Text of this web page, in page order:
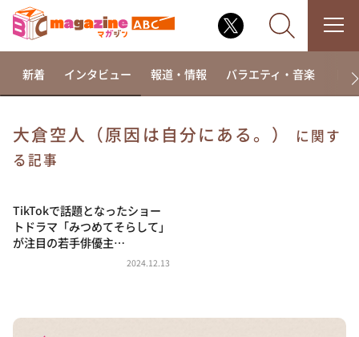
なるみ・岡村の過ぎるTV
これ余談なんですけど・・・
～人生密着トークバラエティ！～ やすとものいたっ
て真剣です
新着 インタビュー 報道・情報 バラエティ・音楽 ド
大倉空人（原因は自分にある。）
に関す
る記事
TikTokで話題となったショー
トドラマ「みつめてそらして」
が注目の若手俳優主…
2024.12.13